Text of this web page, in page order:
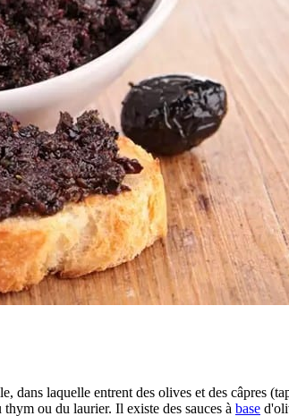
laquelle entrent des olives et des câpres
ou du laurier. Il existe des sauces à base